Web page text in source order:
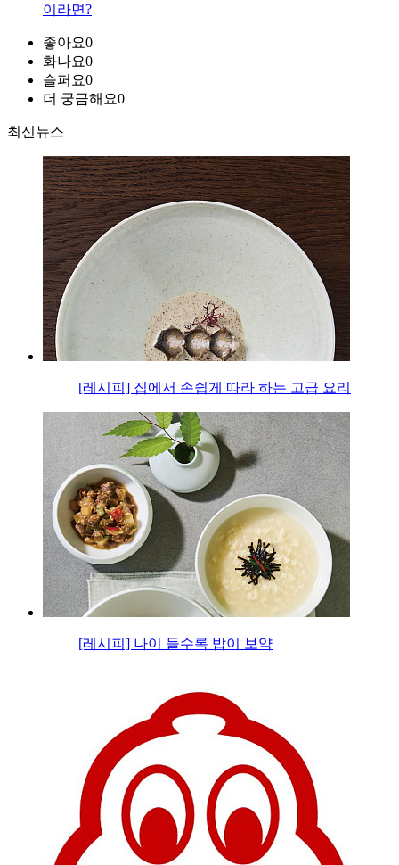
이라면?
좋아요0
화나요0
슬퍼요0
더 궁금해요0
최신뉴스
[레시피] 집에서 손쉽게 따라 하는 고급 요리
[레시피] 나이 들수록 밥이 보약